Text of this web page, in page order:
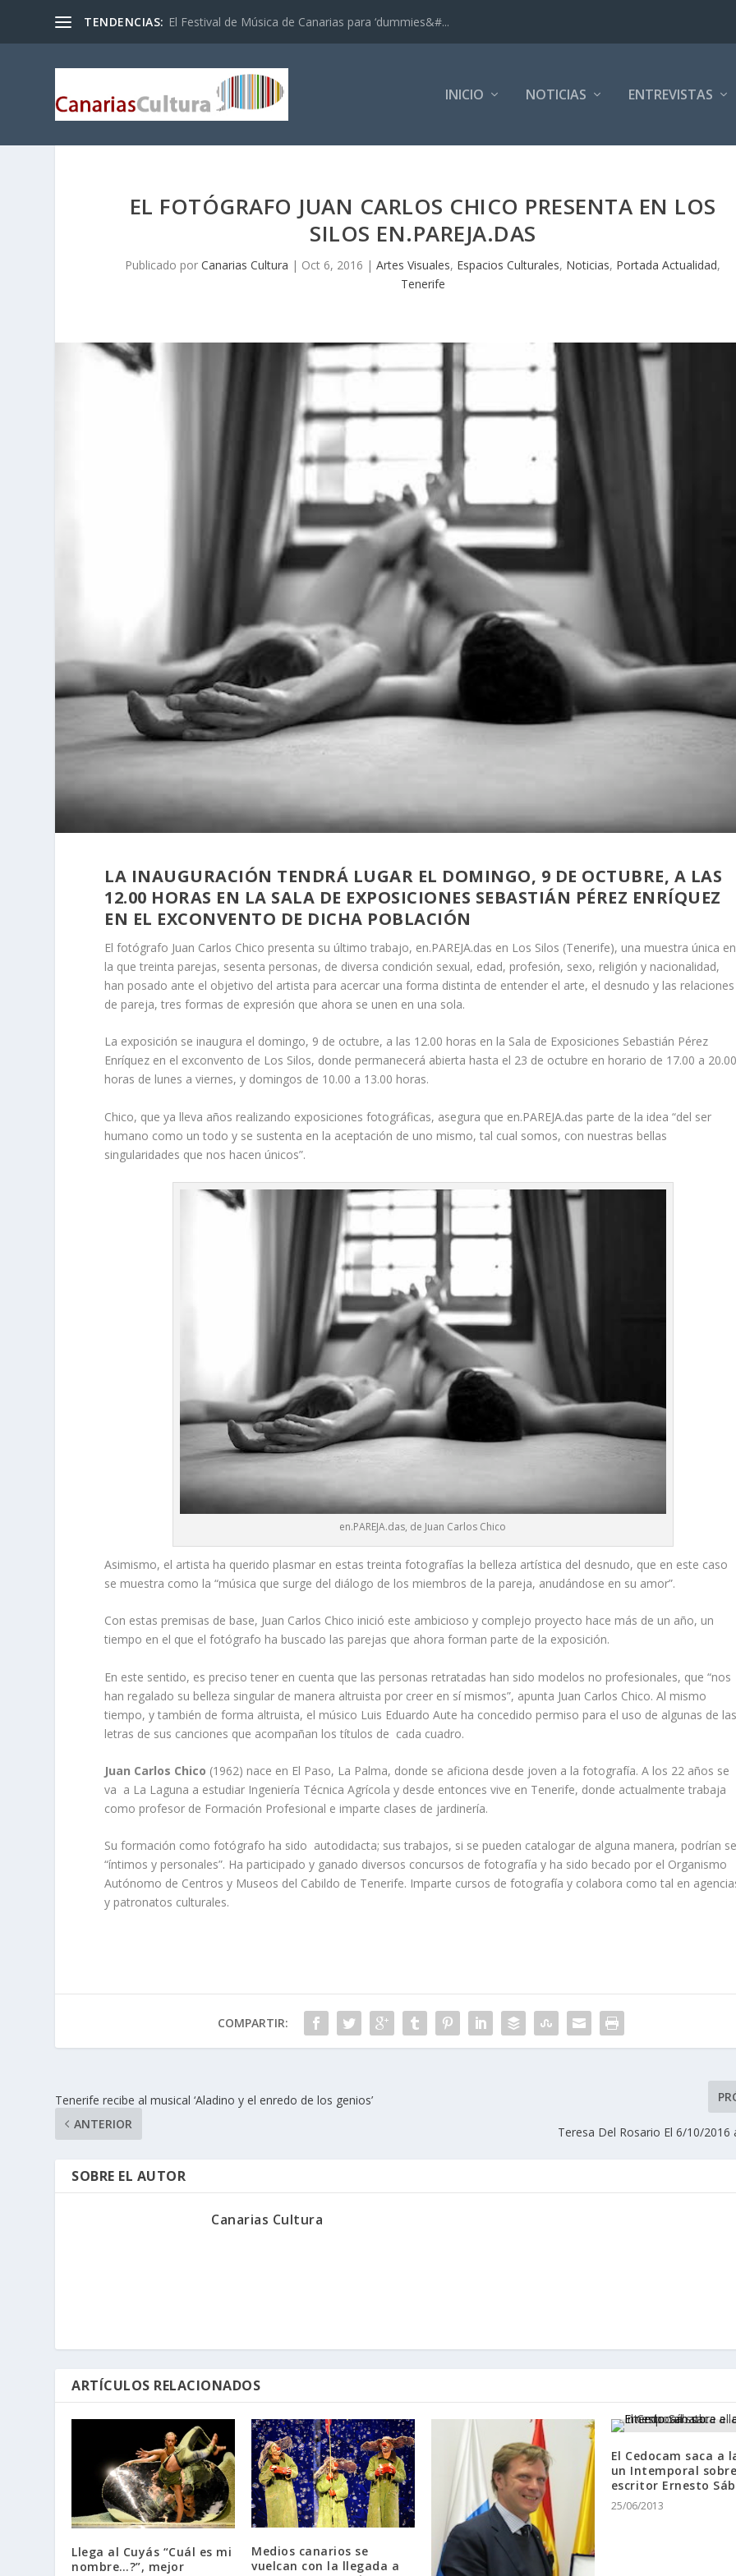
TENDENCIAS: El Festival de Música de Canarias para ‘dummies&#...
INICIO NOTICIAS ENTREVISTAS
EL FOTÓGRAFO JUAN CARLOS CHICO PRESENTA EN LOS
SILOS EN.PAREJA.DAS
Publicado porCanarias Cultura | Oct 6, 2016 |Artes Visuales, Espacios Culturales, Noticias, Portada Actualidad,
Tenerife
LA INAUGURACIÓN TENDRÁ LUGAR EL DOMINGO, 9 DE OCTUBRE, A LAS
12.00 HORAS EN LA SALA DE EXPOSICIONES SEBASTIÁN PÉREZ ENRÍQUEZ
EN EL EXCONVENTO DE DICHA POBLACIÓN
El fotógrafo Juan Carlos Chico presenta su último trabajo, en.PAREJA.das en Los Silos (Tenerife), una muestra única en
la que treinta parejas, sesenta personas, de diversa condición sexual, edad, profesión, sexo, religión y nacionalidad,
han posado ante el objetivo del artista para acercar una forma distinta de entender el arte, el desnudo y las relaciones
de pareja, tres formas de expresión que ahora se unen en una sola.
La exposición se inaugura el domingo, 9 de octubre, a las 12.00 horas en la Sala de Exposiciones Sebastián Pérez
Enríquez en el exconvento de Los Silos, donde permanecerá abierta hasta el 23 de octubre en horario de 17.00 a
horas de lunes a viernes, y domingos de 10.00 a 13.00 horas.
Chico, que ya lleva años realizando exposiciones fotográficas, asegura que en.PAREJA.das parte de la idea “del ser
humano como un todo y se sustenta en la aceptación de uno mismo, tal cual somos, con nuestras bellas
singularidades que nos hacen únicos”.
en.PAREJA.das, de Juan Carlos Chico
Asimismo, el artista ha querido plasmar en estas treinta fotografías la belleza artística del desnudo, que en este caso
se muestra como la “música que surge del diálogo de los miembros de la pareja, anudándose en su amor”.
Con estas premisas de base, Juan Carlos Chico inició este ambicioso y complejo proyecto hace más de un año, un
tiempo en el que el fotógrafo ha buscado las parejas que ahora forman parte de la exposición.
En este sentido, es preciso tener en cuenta que las personas retratadas han sido modelos no profesionales, que “nos
han regalado su belleza singular de manera altruista por creer en sí mismos”, apunta Juan Carlos Chico. Al mismo
tiempo, y también de forma altruista, el músico Luis Eduardo Aute ha concedido permiso para el uso de algunas de
letras de sus canciones que acompañan los títulos de cada cuadro.
Juan Carlos Chico (1962) nace en El Paso, La Palma, donde se aficiona desde joven a la fotografía. A los 22 años se
va a La Laguna a estudiar Ingeniería Técnica Agrícola y desde entonces vive en Tenerife, donde actualmente trabaja
como profesor de Formación Profesional e imparte clases de jardinería.
Su formación como fotógrafo ha sido autodidacta; sus trabajos, si se pueden catalogar de alguna manera, podrían
“íntimos y personales”. Ha participado y ganado diversos concursos de fotografía y ha sido becado por el Organismo
Autónomo de Centros y Museos del Cabildo de Tenerife. Imparte cursos de fotografía y colabora como tal en
y patronatos culturales.
COMPARTIR:
Tenerife recibe al musical ‘Aladino y el enredo de los genios’
ANTERIOR
Teresa Del Rosario El 6/10/2016
SOBRE EL AUTOR
Canarias Cultura
ARTÍCULOS RELACIONADOS
Llega al Cuyás “Cuál es mi
nombre…?”, mejor
Medios canarios se
vuelcan con la llegada a
El Cedocam saca a
un Intemporal
escritor Ernesto
25/06/2013